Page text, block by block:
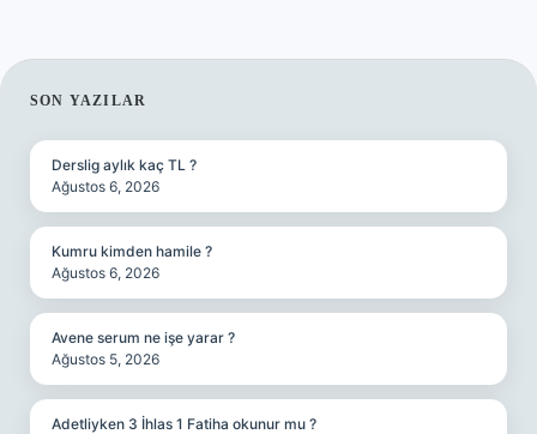
SIDEBAR
SON YAZILAR
Derslig aylık kaç TL ?
Ağustos 6, 2026
Kumru kimden hamile ?
Ağustos 6, 2026
Avene serum ne işe yarar ?
Ağustos 5, 2026
Adetliyken 3 İhlas 1 Fatiha okunur mu ?